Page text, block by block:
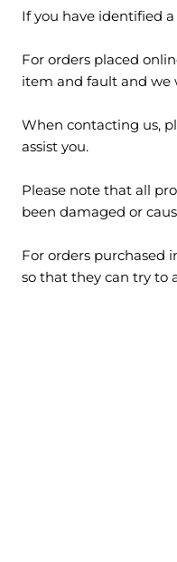
If you have identified
For orders placed
item and fault and we
When contacting us,
assist you.
Please note that all
been damaged or
For orders purchased
so that they can try to